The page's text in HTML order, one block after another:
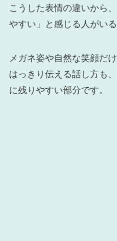
こうした表情の違いから
やすい」と感じる人がいる
メガネ姿や自然な笑顔だ
はっきり伝える話し方も
に残りやすい部分です。